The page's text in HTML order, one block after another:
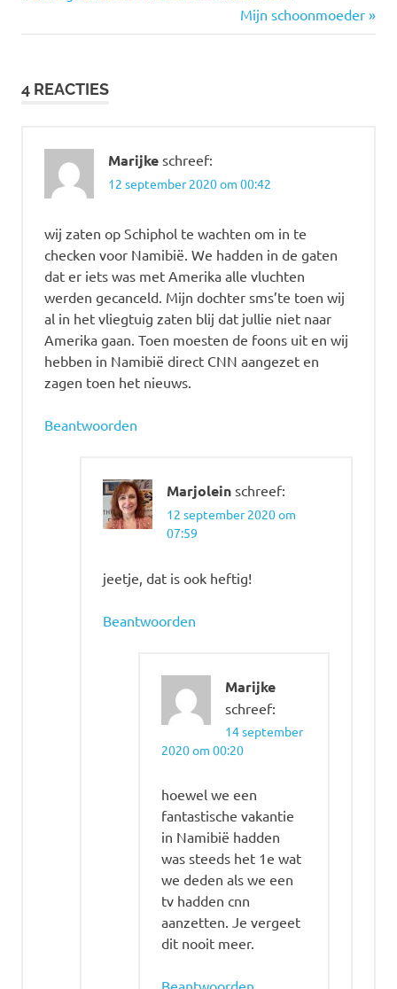
navigatie
Volgende
bericht:
Mijn schoonmoeder
4 REACTIES
Marijke schreef:
12 september 2020 om 00:42
wij zaten op Schiphol te wachten om in te
checken voor Namibië. We hadden in de gaten
dat er iets was met Amerika alle vluchten
werden gecanceld. Mijn dochter sms’te toen wij
al in het vliegtuig zaten blij dat jullie niet naar
Amerika gaan. Toen moesten de foons uit en wij
hebben in Namibië direct CNN aangezet en
zagen toen het nieuws.
Beantwoorden
Marjolein schreef:
12 september 2020 om
07:59
jeetje, dat is ook heftig!
Beantwoorden
Marijke
schreef:
14 september
2020 om 00:20
hoewel we een
fantastische vakantie
in Namibië hadden
was steeds het 1e wat
we deden als we een
tv hadden cnn
aanzetten. Je vergeet
dit nooit meer.
Beantwoorden